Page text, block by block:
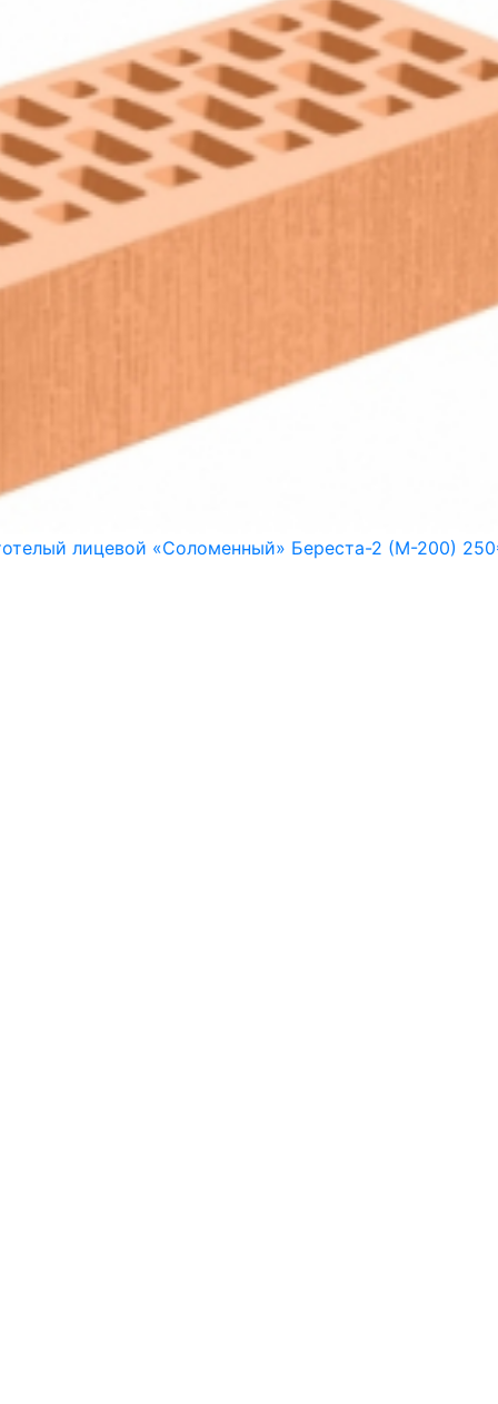
лицевой «Соломенный» Береста-2 (М-200)